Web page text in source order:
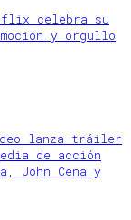
celebra su
y orgullo
lanza tráiler
de acción
John Cena y